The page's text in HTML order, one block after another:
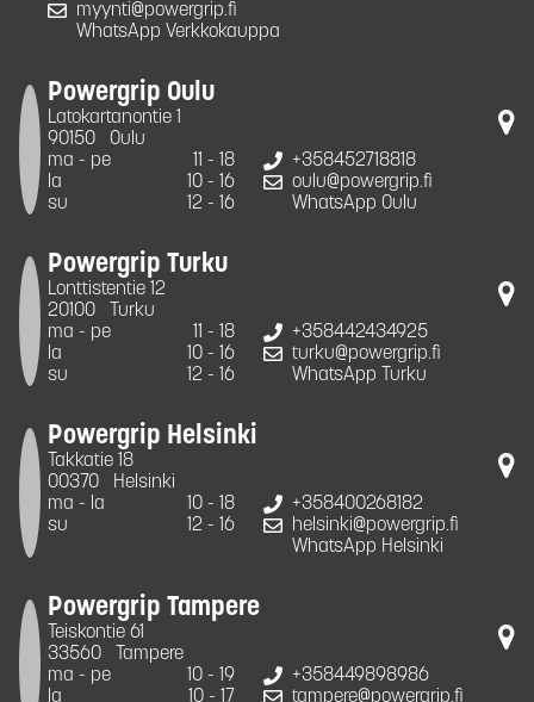
myynti@powergrip.fi
WhatsApp Verkkokauppa
Powergrip Oulu
Latokartanontie 1
90150
Oulu
ma - pe
11 - 18
la
10 - 16
su
12 - 16
+358452718818
oulu@powergrip.fi
WhatsApp Oulu
Powergrip Turku
Lonttistentie 12
20100
Turku
ma - pe
11 - 18
la
10 - 16
su
12 - 16
+358442434925
turku@powergrip.fi
WhatsApp Turku
Powergrip Helsinki
Takkatie 18
00370
Helsinki
ma - la
10 - 18
su
12 - 16
+358400268182
helsinki@powergrip.fi
WhatsApp Helsinki
Powergrip Tampere
Teiskontie 61
33560
Tampere
ma - pe
10 - 19
la
10 - 17
+358449898986
tampere@powergrip.fi